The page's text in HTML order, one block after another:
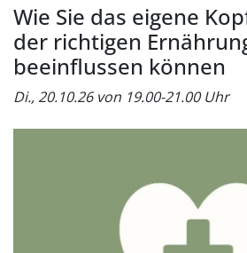
Wie Sie das eigene
der richtigen
beeinflussen können
Di., 20.10.26 von 19.00-21.00 Uhr